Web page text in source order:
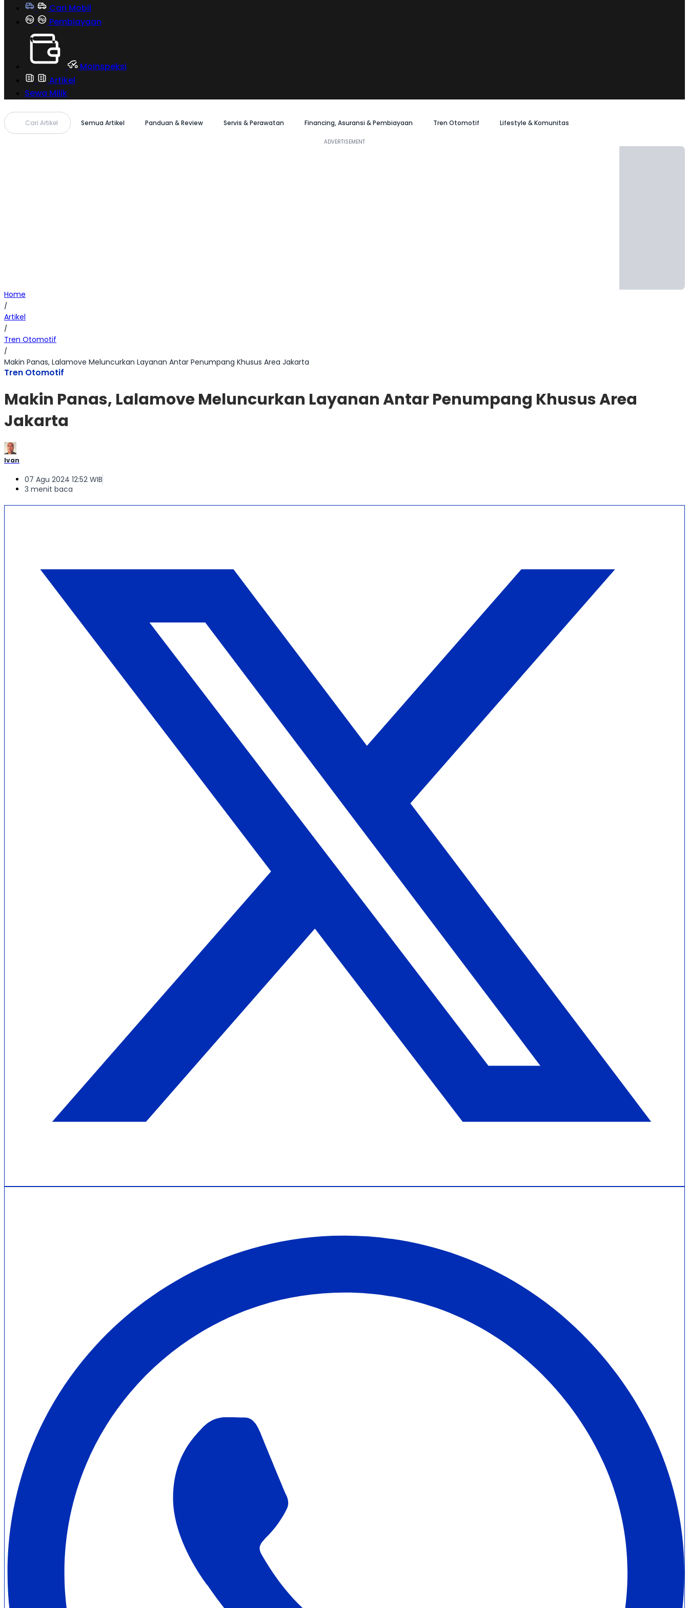
Cari Mobil
Pembiayaan
MoInspeksi
Artikel
Sewa Milik
Cari Artikel Semua Artikel Panduan & Review Servis & Perawatan Financing, Asuransi & Pembiayaan Tren Otomotif Lifestyle & Komunitas
Home
/
Artikel
/
Tren Otomotif
/
Makin Panas, Lalamove Meluncurkan Layanan Antar Penumpang Khusus Area Jakarta
Tren Otomotif
Makin Panas, Lalamove Meluncurkan Layanan Antar Penumpang Khusus Area
Jakarta
Ivan
07 Agu 2024 12:52 WIB
3 menit baca